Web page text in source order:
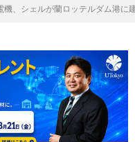
機、シェルが蘭ロッテルダム港に